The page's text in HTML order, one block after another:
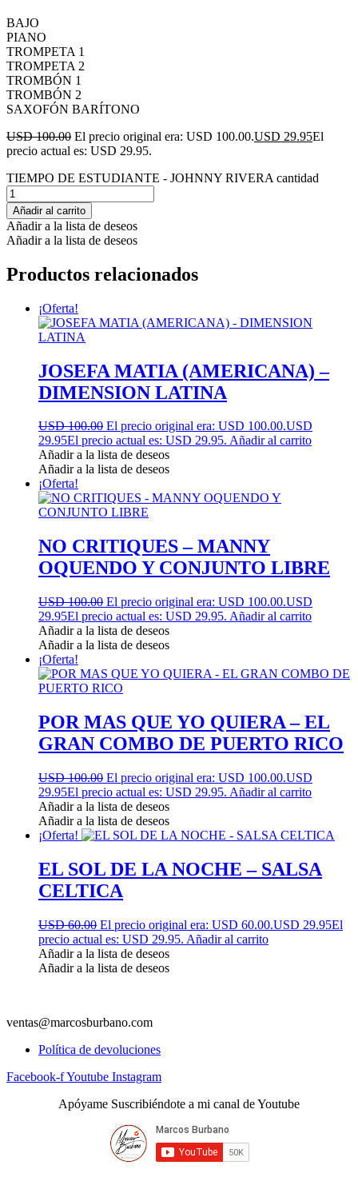
BAJO
PIANO
TROMPETA 1
TROMPETA 2
TROMBÓN 1
TROMBÓN 2
SAXOFÓN BARÍTONO
USD 100.00 El precio original era: USD 100.00.USD 29.95El
precio actual es: USD 29.95.
TIEMPO DE ESTUDIANTE - JOHNNY RIVERA cantidad
Añadir al carrito
Añadir a la lista de deseos
Añadir a la lista de deseos
Productos relacionados
¡Oferta!
JOSEFA MATIA (AMERICANA) –
DIMENSION LATINA
USD 100.00 El precio original era: USD 100.00.USD
29.95El precio actual es: USD 29.95. Añadir al carrito
Añadir a la lista de deseos
Añadir a la lista de deseos
¡Oferta!
NO CRITIQUES – MANNY
OQUENDO Y CONJUNTO LIBRE
USD 100.00 El precio original era: USD 100.00.USD
29.95El precio actual es: USD 29.95. Añadir al carrito
Añadir a la lista de deseos
Añadir a la lista de deseos
¡Oferta!
POR MAS QUE YO QUIERA – EL
GRAN COMBO DE PUERTO RICO
USD 100.00 El precio original era: USD 100.00.USD
29.95El precio actual es: USD 29.95. Añadir al carrito
Añadir a la lista de deseos
Añadir a la lista de deseos
¡Oferta!
EL SOL DE LA NOCHE – SALSA
CELTICA
USD 60.00 El precio original era: USD 60.00.USD 29.95El
precio actual es: USD 29.95. Añadir al carrito
Añadir a la lista de deseos
Añadir a la lista de deseos
ventas@marcosburbano.com
Política de devoluciones
Facebook-fYoutube Instagram
Apóyame Suscribiéndote a mi canal de Youtube